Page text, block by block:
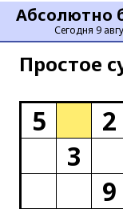
Абсолютно
Сегодня 9
Простое
5 2
3
9